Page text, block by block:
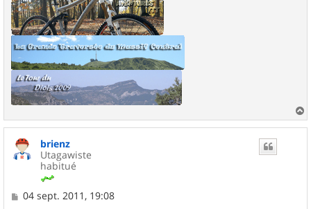
a
brienz
Utagawiste
habitué
M
04 sept. 2011, 19:08